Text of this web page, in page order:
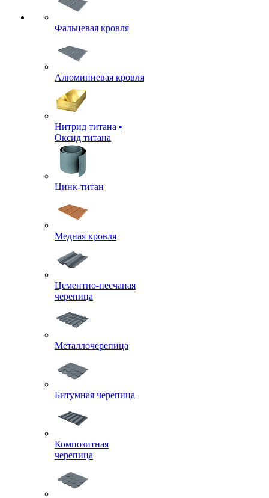
Фальцевая кровля
Алюминиевая кровля
Нитрид титана •
Оксид титана
Цинк-титан
Медная кровля
Цементно-песчаная
черепица
Металлочерепица
Битумная черепица
Композитная
черепица